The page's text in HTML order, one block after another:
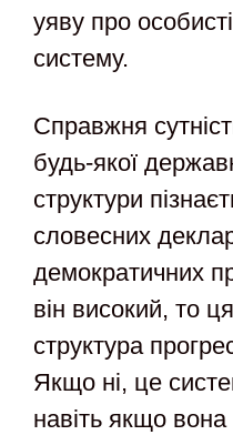
уяву про
систему.
Справжня
будь-якої
структури
словесних
демократичних
він високий, то
структура
Якщо ні, це
навіть якщо